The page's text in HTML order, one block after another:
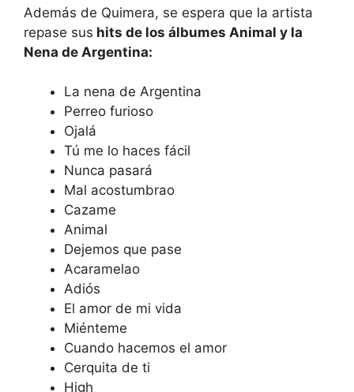
Además de Quimera, se espera que la artista
repase sus hits de los álbumes Animal y la
Nena de Argentina:
La nena de Argentina
Perreo furioso
Ojalá
Tú me lo haces fácil
Nunca pasará
Mal acostumbrao
Cazame
Animal
Dejemos que pase
Acaramelao
Adiós
El amor de mi vida
Miénteme
Cuando hacemos el amor
Cerquita de ti
High